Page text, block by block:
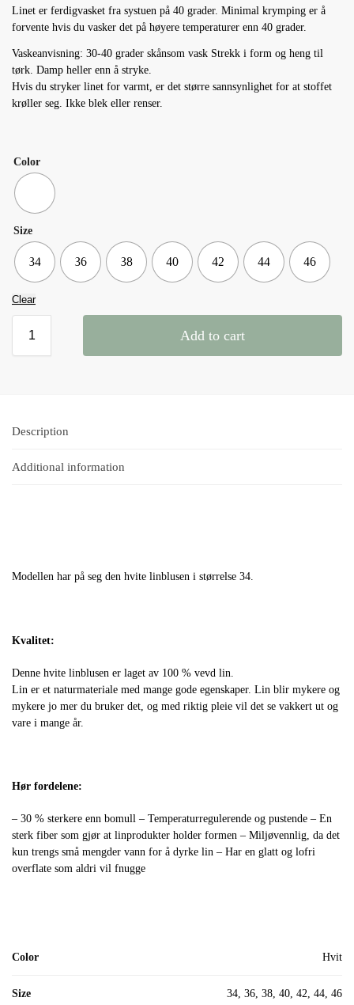
Linet er ferdigvasket fra systuen på 40 grader. Minimal krymping er å
forvente hvis du vasker det på høyere temperaturer enn 40 grader.
Vaskeanvisning: 30-40 grader skånsom vask Strekk i form og heng til
tørk. Damp heller enn å stryke.
Hvis du stryker linet for varmt, er det større sannsynlighet for at stoffet
krøller seg. Ikke blek eller renser.
Color
Size
34 36 38 40 42 44 46
Clear
Add to cart
Description
Additional information
Modellen har på seg den hvite linblusen i størrelse 34.
Kvalitet:
Denne hvite linblusen er laget av 100 % vevd lin.
Lin er et naturmateriale med mange gode egenskaper. Lin blir mykere og
mykere jo mer du bruker det, og med riktig pleie vil det se vakkert ut og
vare i mange år.
Hør fordelene:
– 30 % sterkere enn bomull – Temperaturregulerende og pustende – En
sterk fiber som gjør at linprodukter holder formen – Miljøvennlig, da det
kun trengs små mengder vann for å dyrke lin – Har en glatt og lofri
overflate som aldri vil fnugge
Color Hvit
Size 34, 36, 38, 40, 42, 44, 46